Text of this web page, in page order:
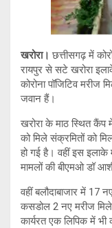
खरोरा। छत्तीसगढ़ में
रायपुर से सटे खरोरा
कोरोना पॉजिटिव मरीज
जवान हैं।
खरोरा के माठ स्थित कैंप
को मिले संक्रमितों को
हो गई है। वहीं इस इलाके
मामलों की बीएमओ डॉ
वहीं बलौदाबाजार में 17
कसडोल 2 नए मरीज
कार्यरत एक लिपिक में